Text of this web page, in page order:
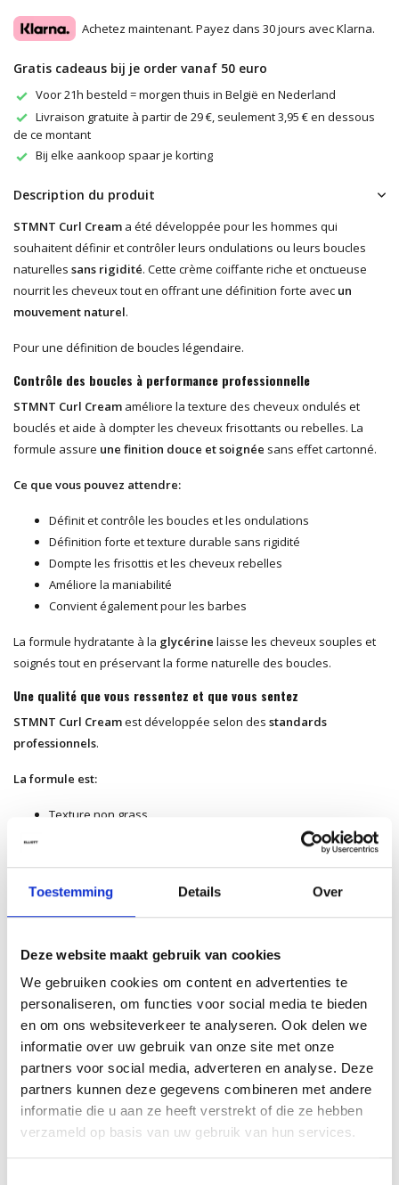
Toestemming Details Over
Deze website maakt gebruik van cookies
We gebruiken cookies om content en advertenties te
personaliseren, om functies voor social media te bieden
en om ons websiteverkeer te analyseren. Ook delen we
informatie over uw gebruik van onze site met onze
partners voor social media, adverteren en analyse. Deze
partners kunnen deze gegevens combineren met andere
informatie die u aan ze heeft verstrekt of die ze hebben
verzameld op basis van uw gebruik van hun services.
Achetez maintenant. Payez dans 30 jours avec Klarna.
Gratis cadeaus bij je order vanaf 50 euro
Voor 21h besteld = morgen thuis in België en Nederland
Livraison gratuite à partir de 29 €, seulement 3,95 € en dessous
de ce montant
Bij elke aankoop spaar je korting
Description du produit
STMNT Curl Cream a été développée pour les hommes qui
souhaitent définir et contrôler leurs ondulations ou leurs boucles
naturelles sans rigidité. Cette crème coiffante riche et onctueuse
nourrit les cheveux tout en offrant une définition forte avec un
mouvement naturel.
Pour une définition de boucles légendaire.
Contrôle des boucles à performance professionnelle
STMNT Curl Cream améliore la texture des cheveux ondulés et
bouclés et aide à dompter les cheveux frisottants ou rebelles. La
formule assure une finition douce et soignée sans effet cartonné.
Ce que vous pouvez attendre:
Définit et contrôle les boucles et les ondulations
Définition forte et texture durable sans rigidité
Dompte les frisottis et les cheveux rebelles
Améliore la maniabilité
Convient également pour les barbes
La formule hydratante à la glycérine laisse les cheveux souples et
soignés tout en préservant la forme naturelle des boucles.
Une qualité que vous ressentez et que vous sentez
STMNT Curl Creamest développée selon des standards
professionnels.
La formule est:
Texture non grass
Formule riche et crémeuse avec huile d’argan et cires
Vegan (sans ingrédients d’origine animale)
crémeuse et lebois de santalà de subtiles nuances d’orris .
Subtil, masculin et résolumentSTMNT.
Comment utiliser ce produit ?
Étape 1:Appliquer sur cheveux humides.
Étape 2:Définir les ondulations ou les boucles avec les doigts.
Étape 3:Laisser sécher à l’air libre pour une définition forte.